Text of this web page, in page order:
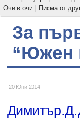
Очи в очи
Писма от
За
“Южен
20 Юни 2014